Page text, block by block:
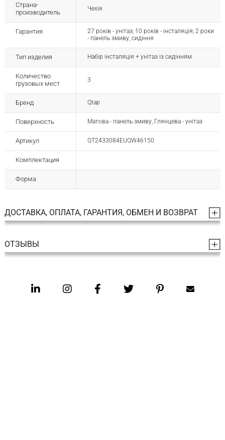
Страна-
производитель
Чехія
Гарантия
27 років - унітаз; 10 років - інсталяція; 2 роки
- панель змиву, сидіння
Тип изделия Набір інсталяція + унітаз із сидінням
Количество
грузовых мест
3
Бренд Qtap
Поверхность Матова - панель змиву, Глянцева - унітаз
Артикул QT2433084EUQW46150
Комплектация
Форма
ДОСТАВКА, ОПЛАТА, ГАРАНТИЯ, ОБМЕН И ВОЗВРАТ
ОТЗЫВЫ